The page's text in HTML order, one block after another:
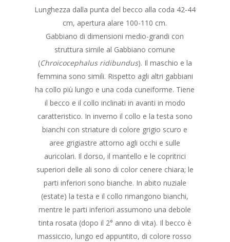
Lunghezza dalla punta del becco alla coda 42-44
cm, apertura alare 100-110 cm.
Gabbiano di dimensioni medio-grandi con
struttura simile al Gabbiano comune
(Chroicocephalusridibundus). Il maschio e la
femmina sono simili. Rispetto agli altri gabbiani
ha collo più lungo e una coda cuneiforme. Tiene
il becco e il collo inclinati in avanti in modo
caratteristico. In inverno il collo e la testa sono
bianchi con striature di colore grigio scuro e
aree grigiastre attorno agli occhi e sulle
auricolari. Il dorso, il mantello e le copritrici
superiori delle ali sono di color cenere chiara; le
parti inferiori sono bianche. In abito nuziale
(estate) la testa e il collo rimangono bianchi,
mentre le parti inferiori assumono una debole
tinta rosata (dopo il 2° anno di vita). Il becco è
massiccio, lungo ed appuntito, di colore rosso